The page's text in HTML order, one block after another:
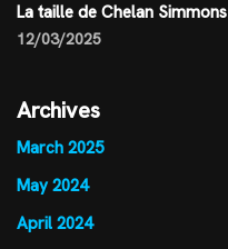
La taille de Chelan Simmons
12/03/2025
Archives
March 2025
May 2024
April 2024